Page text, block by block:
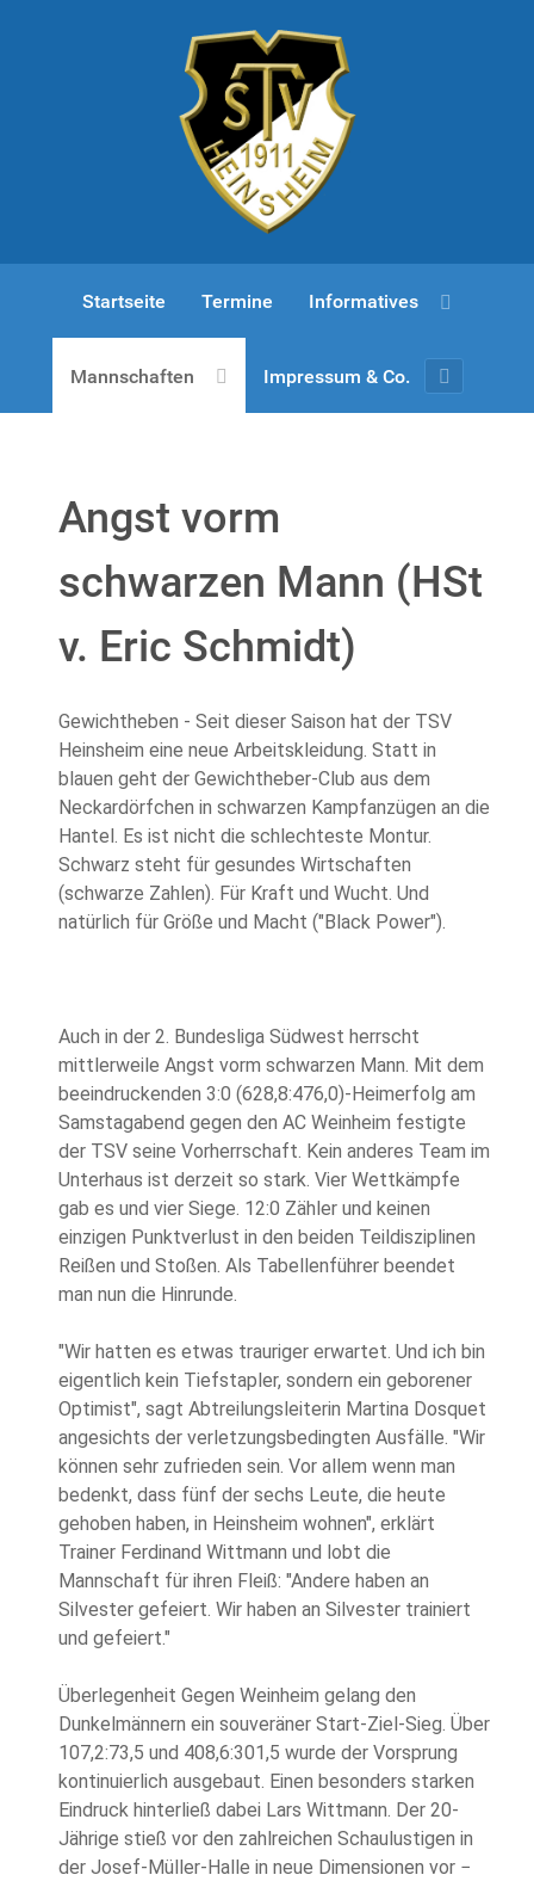
Startseite Termine Informatives
Mannschaften Impressum & Co.
Angst vorm
schwarzen Mann (HSt
v. Eric Schmidt)
Gewichtheben - Seit dieser Saison hat der TSV
Heinsheim eine neue Arbeitskleidung. Statt in
blauen geht der Gewichtheber-Club aus dem
Neckardörfchen in schwarzen Kampfanzügen an die
Hantel. Es ist nicht die schlechteste Montur.
Schwarz steht für gesundes Wirtschaften
(schwarze Zahlen). Für Kraft und Wucht. Und
natürlich für Größe und Macht ("Black Power").
Auch in der 2. Bundesliga Südwest herrscht
mittlerweile Angst vorm schwarzen Mann. Mit dem
beeindruckenden 3:0 (628,8:476,0)-Heimerfolg am
Samstagabend gegen den AC Weinheim festigte
der TSV seine Vorherrschaft. Kein anderes Team im
Unterhaus ist derzeit so stark. Vier Wettkämpfe
gab es und vier Siege. 12:0 Zähler und keinen
einzigen Punktverlust in den beiden Teildisziplinen
Reißen und Stoßen. Als Tabellenführer beendet
man nun die Hinrunde.
"Wir hatten es etwas trauriger erwartet. Und ich bin
eigentlich kein Tiefstapler, sondern ein geborener
Optimist", sagt Abtreilungsleiterin Martina Dosquet
angesichts der verletzungsbedingten Ausfälle. "Wir
können sehr zufrieden sein. Vor allem wenn man
bedenkt, dass fünf der sechs Leute, die heute
gehoben haben, in Heinsheim wohnen", erklärt
Trainer Ferdinand Wittmann und lobt die
Mannschaft für ihren Fleiß: "Andere haben an
Silvester gefeiert. Wir haben an Silvester trainiert
und gefeiert."
Überlegenheit Gegen Weinheim gelang den
Dunkelmännern ein souveräner Start-Ziel-Sieg. Über
107,2:73,5 und 408,6:301,5 wurde der Vorsprung
kontinuierlich ausgebaut. Einen besonders starken
Eindruck hinterließ dabei Lars Wittmann. Der 20-
Jährige stieß vor den zahlreichen Schaulustigen in
der Josef-Müller-Halle in neue Dimensionen vor −